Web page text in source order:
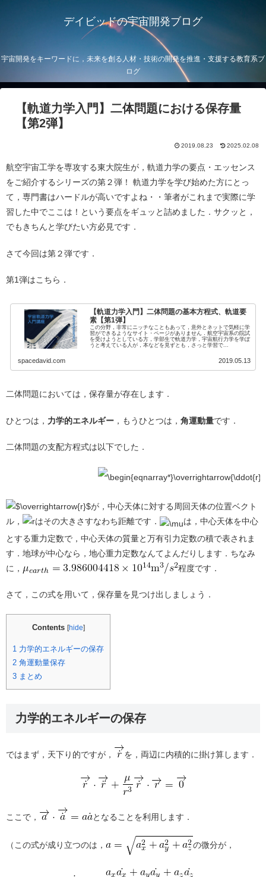
デイビッドの宇宙開発ブログ
宇宙開発をキーワードに，未来を創る人材・技術の開発を推進・支援する教育系ブ
ログ
【軌道力学入門】二体問題における保存量
【第2弾】
2019.08.23 2025.02.08
航空宇宙工学を専攻する東大院生が，軌道力学の要点・エッセンス
をご紹介するシリーズの第２弾！ 軌道力学を学び始めた方にとっ
て，専門書はハードルが高いですよね・・ 筆者がこれまで実際に学
習した中でここは！という要点をギュッと詰めました．サクッと，
でもきちんと学びたい方必見です．
さて今回は第２弾です．
第1弾はこちら．
【軌道力学入門】二体問題の基本方程式、軌道要
素【第1弾】
この分野，非常にニッチなこともあって，意外とネットで気軽に学
習ができるようなサイト・ページがありません．航空宇宙系の院試
を受けようとしている方，学部生で軌道力学，宇宙航行力学を学ぼ
うと考えている人が，本などを見ずとも，さっと学習で...
spacedavid.com 2019.05.13
二体問題においては，保存量が存在します．
ひとつは， 力学的エネルギー ，もうひとつは， 角運動量です．
二体問題の支配方程式は以下でした．
が，中心天体に対する周回天体の位置ベクト
ル，
はその大きさすなわち距離です．
は，中心天体を中心
とする重力定数で，中心天体の質量と万有引力定数の積で表されま
す．地球が中心なら，地心重力定数なんてよんだりします．ちなみ
に，
程度です．
さて，この式を用いて，保存量を見つけ出しましょう．
Contents [hide]
1 力学的エネルギーの保存
2 角運動量保存
3 まとめ
力学的エネルギーの保存
ではまず，天下り的ですが， を，両辺に内積的に掛け算します．
ここで， となることを利用します．
（この式が成り立つのは， の微分が，